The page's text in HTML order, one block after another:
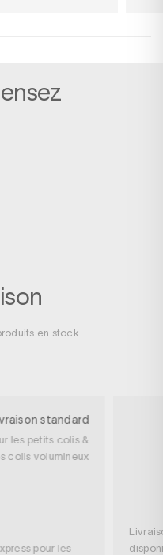
en stock.
standard
les petits colis &
colis volumineux
pour les